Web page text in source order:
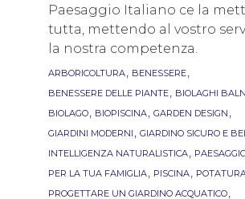
Paesaggio Italiano ce la
tutta, mettendo al vostro
la nostra competenza.
Tags
ARBORICOLTURA, BENESSERE,
BENESSERE DELLE PIANTE, BIOLAGHI
BIOLAGO, BIOPISCINA, GARDEN DESIGN ,
GIARDINI MODERNI , GIARDINO SICURO E
INTELLIGENZA NATURALISTICA,
PER LA TUA FAMIGLIA, PISCINA,
PROGETTARE UN GIARDINO ACQUATICO,